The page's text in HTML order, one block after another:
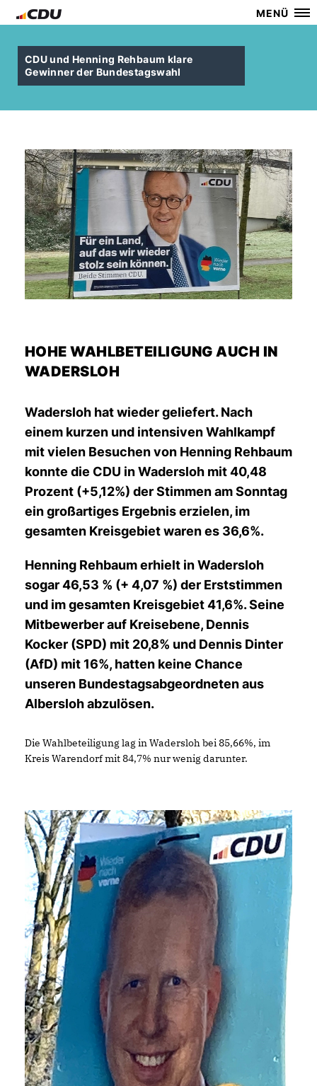
MENÜ
CDU und Henning Rehbaum klare
Gewinner der Bundestagswahl
HOHE WAHLBETEILIGUNG AUCH IN
WADERSLOH
Wadersloh hat wieder geliefert. Nach
einem kurzen und intensiven Wahlkampf
mit vielen Besuchen von Henning Rehbaum
konnte die CDU in Wadersloh mit 40,48
Prozent (+5,12%) der Stimmen am Sonntag
ein großartiges Ergebnis erzielen, im
gesamten Kreisgebiet waren es 36,6%.
Henning Rehbaumerhielt in Wadersloh
sogar 46,53 % (+ 4,07 %) der Erststimmen
und im gesamten Kreisgebiet 41,6%. Seine
Mitbewerber auf Kreisebene, Dennis
Kocker (SPD) mit 20,8% und Dennis Dinter
(AfD) mit 16%, hatten keine Chance
unseren Bundestagsabgeordneten aus
Albersloh abzulösen.
Die Wahlbeteiligung lag in Wadersloh bei 85,66%, im
Kreis Warendorf mit 84,7% nur wenig darunter.